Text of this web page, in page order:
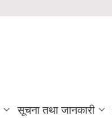
सूचना तथा जानकारी